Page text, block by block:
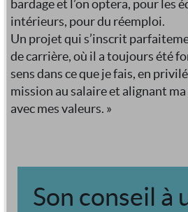
bardage et l’on optera, pour les
intérieurs, pour du réemploi.
Un projet qui s’inscrit
de carrière, où il a toujours été
sens dans ce que je fais, en
mission au salaire et alignant
avec mes valeurs. »
Son conseil à